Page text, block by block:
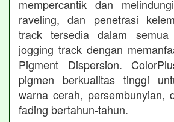
mempercantik dan
raveling, dan penetrasi
track tersedia dalam
jogging track dengan
Pigment Dispersion.
pigmen berkualitas tinggi
warna cerah, persembunyian,
fading bertahun-tahun.